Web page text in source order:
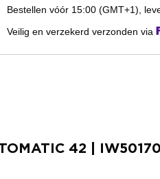
Bestellen vóór 15:00 (GMT+1),
Veilig en verzekerd verzonden via
42 |